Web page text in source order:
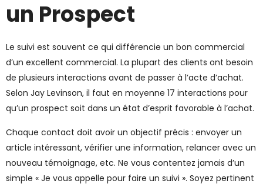
un Prospect
Le suivi est souvent ce qui différencie un bon commercial
d’un excellent commercial. La plupart des clients ont besoin
de plusieurs interactions avant de passer à l’acte d’achat.
Selon Jay Levinson, il faut en moyenne 17 interactions pour
qu’un prospect soit dans un état d’esprit favorable à l’achat.
Chaque contact doit avoir un objectif précis : envoyer un
article intéressant, vérifier une information, relancer avec un
nouveau témoignage, etc. Ne vous contentez jamais d’un
simple « Je vous appelle pour faire un suivi ». Soyez pertinent